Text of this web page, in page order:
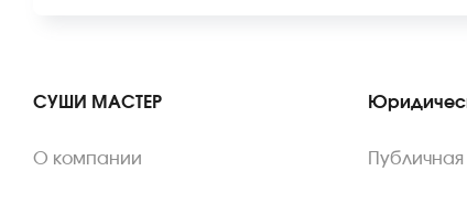
СУШИ МАСТЕР
О компании